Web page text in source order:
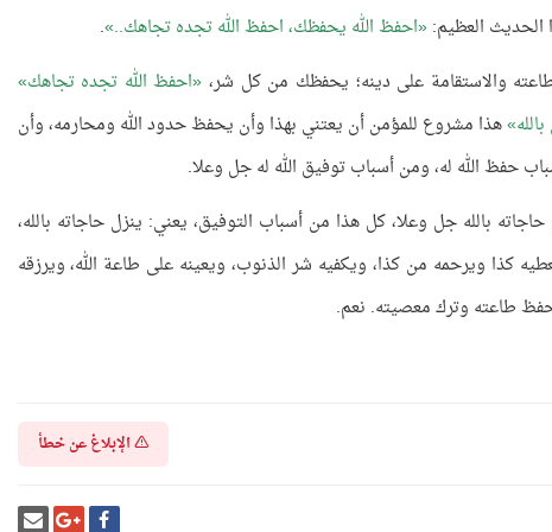
الحديث العظيم: احفظ الله يحفظك، احفظ الله تجده تجاهك.. .
والاستقامة على دينه؛ يحفظك من كل شر، احفظ الله تجده تجاهك
هذا مشروع للمؤمن أن يعتني بهذا وأن يحفظ حدود الله ومحارمه، وأن
حفظ الله له، ومن أسباب توفيق الله له جل وعلا.
بالله جل وعلا، كل هذا من أسباب التوفيق، يعني: ينزل حاجاته بالله،
كذا ويرحمه من كذا، ويكفيه شر الذنوب، ويعينه على طاعة الله، ويرزقه
طاعته وترك معصيته. نعم.
الإبلاغ عن خطأ
شارك شاركإرسل